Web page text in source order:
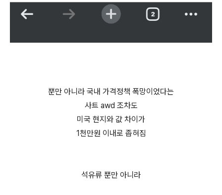
뿐만 아니라 국내 가격정책 폭망이었다는
사트 awd 조차도
미국 현지와 값 차이가
1천만원 이내로 좁혀짐
석유류 뿐만 아니라